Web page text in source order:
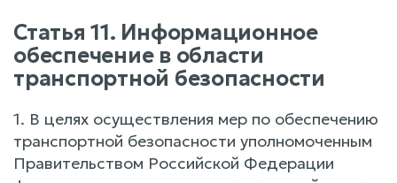
Статья 11. Информационное
обеспечение в области
транспортной безопасности
1. В целях осуществления мер по обеспечению
транспортной безопасности уполномоченным
Правительством Российской Федерации